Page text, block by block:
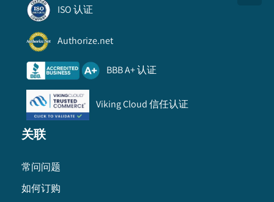
ISO 认证
Authorize.net
BBB A+ 认证
Viking Cloud 信任认证
关联
常问问题
如何订购